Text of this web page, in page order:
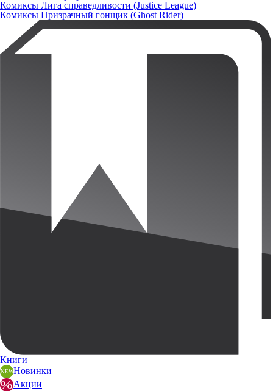
Комиксы Лига справедливости (Justice League)
Комиксы Призрачный гонщик (Ghost Rider)
Книги
Новинки
Акции